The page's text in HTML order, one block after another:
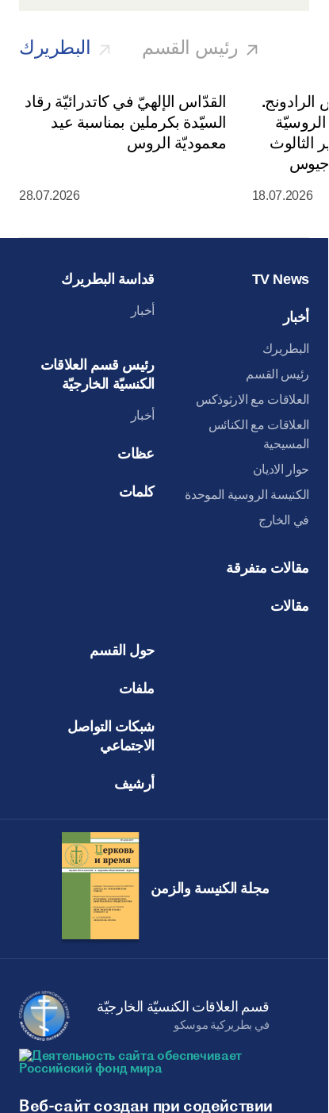
القدّاس الإلهيّ في كاتدرائيّة رقاد
السيّدة بكرملين بمناسبة عيد
معموديّة الروس
28.07.2026
الثالوث
18.07.2026
قداسة البطريرك
أخبار
رئيس قسم العلاقات
الكنسيّة الخارجيّة
أخبار
عظات
كلمات
TV News
أخبار
البطريرك
رئيس القسم
العلاقات مع الارثوذكس
العلاقات مع الكنائس
المسيحية
حوار الاديان
الكنيسة الروسية الموحدة
في الخارج
مقالات متفرقة
مقالات
حول القسم
ملفات
شبكات التواصل
الاجتماعي
أرشيف
مجلة الكنيسة والزمن
قسم العلاقات الكنسيّة الخارجيّة
في بطريركية موسكو
Веб-сайт создан при содействии